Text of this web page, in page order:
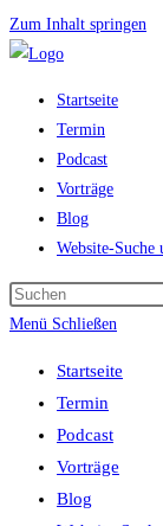
Zum Inhalt springen
Startseite
Termin
Podcast
Vorträge
Blog
Website-Suche
Menü Schließen
Startseite
Termin
Podcast
Vorträge
Blog